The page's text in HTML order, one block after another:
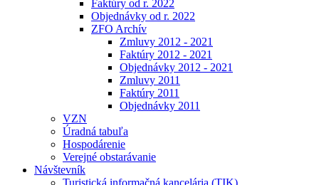
Faktúry od r. 2022
Objednávky od r. 2022
ZFO Archív
Zmluvy 2012 - 2021
Faktúry 2012 - 2021
Objednávky 2012 - 2021
Zmluvy 2011
Faktúry 2011
Objednávky 2011
VZN
Úradná tabuľa
Hospodárenie
Verejné obstarávanie
Návštevník
Turistická informačná kancelária (TIK)